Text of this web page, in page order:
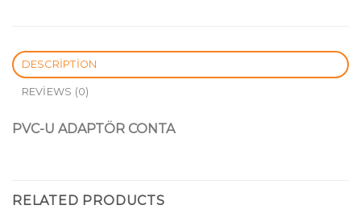
DESCRIPTION
REVIEWS (0)
PVC-U ADAPTÖR CONTA
RELATED PRODUCTS